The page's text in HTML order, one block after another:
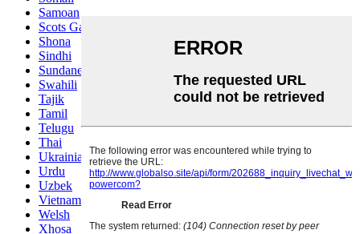
Samoan
Scots Gaelic
Shona
Sindhi
Sundanese
Swahili
Tajik
Tamil
Telugu
Thai
Ukrainian
Urdu
Uzbek
Vietnamese
Welsh
Xhosa